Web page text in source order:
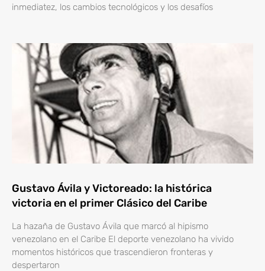
inmediatez, los cambios tecnológicos y los desafíos
Gustavo Ávila y Victoreado: la histórica
victoria en el primer Clásico del Caribe
La hazaña de Gustavo Ávila que marcó al hipismo
venezolano en el Caribe El deporte venezolano ha vivido
momentos históricos que trascendieron fronteras y
despertaron